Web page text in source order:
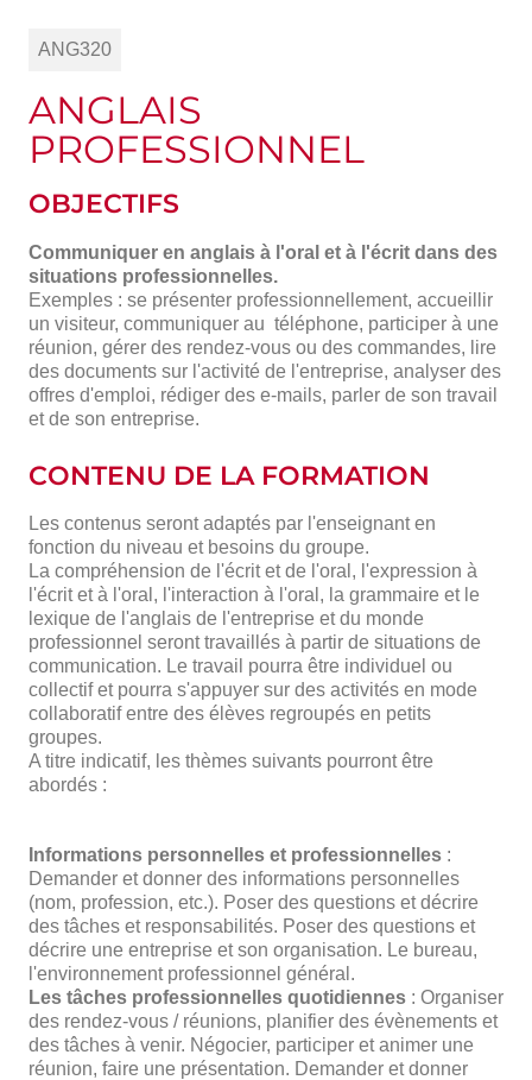
ANG320
ANGLAIS
PROFESSIONNEL
OBJECTIFS
Communiquer en anglais à l'oral et à l'écrit dans des
situations professionnelles.
Exemples : se présenter professionnellement, accueillir
un visiteur, communiquer au téléphone, participer à une
réunion, gérer des rendez-vous ou des commandes, lire
des documents sur l'activité de l'entreprise, analyser des
offres d'emploi, rédiger des e-mails, parler de son travail
et de son entreprise.
CONTENU DE LA FORMATION
Les contenus seront adaptés par l'enseignant en
fonction du niveau et besoins du groupe.
La compréhension de l'écrit et de l'oral, l'expression à
l'écrit et à l'oral, l'interaction à l'oral, la grammaire et le
lexique de l'anglais de l'entreprise et du monde
professionnel seront travaillés à partir de situations de
communication. Le travail pourra être individuel ou
collectif et pourra s'appuyer sur des activités en mode
collaboratif entre des élèves regroupés en petits
groupes.
A titre indicatif, les thèmes suivants pourront être
abordés :
Informations personnelles et professionnelles :
Demander et donner des informations personnelles
(nom, profession, etc.). Poser des questions et décrire
des tâches et responsabilités. Poser des questions et
décrire une entreprise et son organisation. Le bureau,
l'environnement professionnel général.
Les tâches professionnelles quotidiennes : Organiser
des rendez-vous / réunions, planifier des évènements et
des tâches à venir. Négocier, participer et animer une
réunion, faire une présentation. Demander et donner